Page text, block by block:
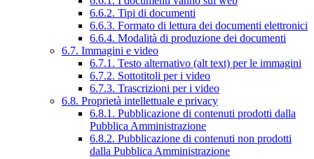
6.6.2. Tipi di documenti
6.6.3. Formato di lettura dei documenti elettronici
6.6.4. Modalità di produzione dei documenti
6.7. Immagini e video
6.7.1. Testo alternativo (alt text) per le immagini
6.7.2. Sottotitoli per i video
6.7.3. Trascrizioni per i video
6.8. Proprietà intellettuale e privacy
6.8.1. Pubblicazione di contenuti prodotti dalla
Pubblica Amministrazione
6.8.2. Pubblicazione di contenuti non prodotti
dalla Pubblica Amministrazione